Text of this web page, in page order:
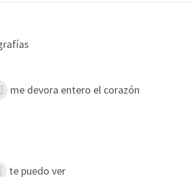
me devora entero el corazón
te puedo ver